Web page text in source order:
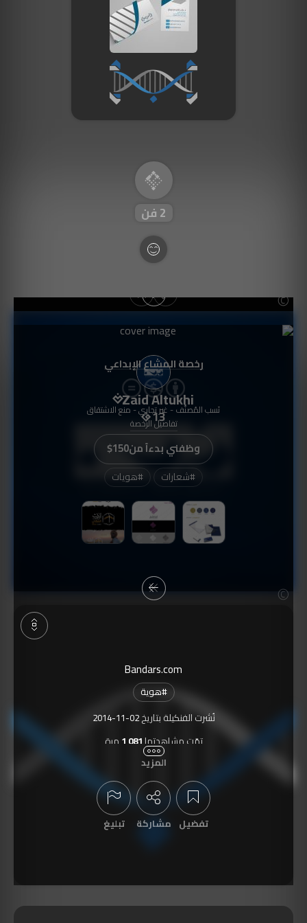
2فن
Zaid Altukhi
13
وظفني بدءاً من$150
#شعارات #هويات
Bandars.com
#هوية
نُشرت الفنكيلة بتاريخ2014-11-02
تمّت مشاهدتها 1,081 مرة
المزيد
تفضيل مشاركة تبليغ
رخصة المشاع الإبداعي
نَسب المُصنَّف - غير تجاري - منع الاشتقاق
تفاصيل الرخصة
صورة الغلاف من فن
SOUFIANE Abid